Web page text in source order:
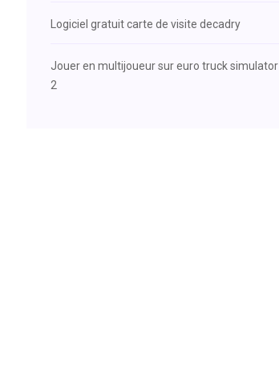
Logiciel gratuit carte de visite decadry
Jouer en multijoueur sur euro truck simulator
2